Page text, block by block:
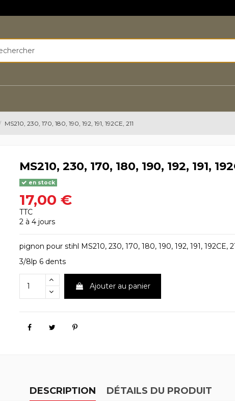
MS210, 230, 170, 180, 190, 192, 191, 192CE, 211
MS210, 230, 170, 180, 190, 192, 191,
en stock
17,00 €
TTC
2 à 4 jours
pignon pour stihl MS210, 230, 170, 180, 190, 192, 191, 192CE,
3/8lp 6 dents
Ajouter au panier
DESCRIPTION DÉTAILS DU PRODUIT